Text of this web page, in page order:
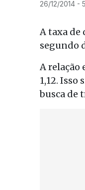
26/12/2014 -
A taxa de
segundo
A relação
1,12. Isso
busca de